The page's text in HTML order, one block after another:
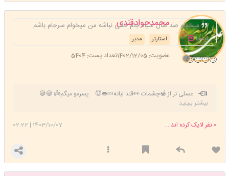
محمدجوادقندی
مدیر استارتر
عضویت: 1402/12/05 تعداد پست: 5404
میخوام صد سال سیاه جام خالی نباشه من میخوام سرجام باشم
اینجا
🙄🙄🙄🙄
عسلی تر از 🍯چشمات 👀قند لباته🍬👄😇 پسرمو میگم👼 😅😅
اللهم صل علی محمد وال محمد وعجل فرجهم
بیشتر ببینید
1403/10/07
|
02:22 0 نفر لایک کرده اند ...